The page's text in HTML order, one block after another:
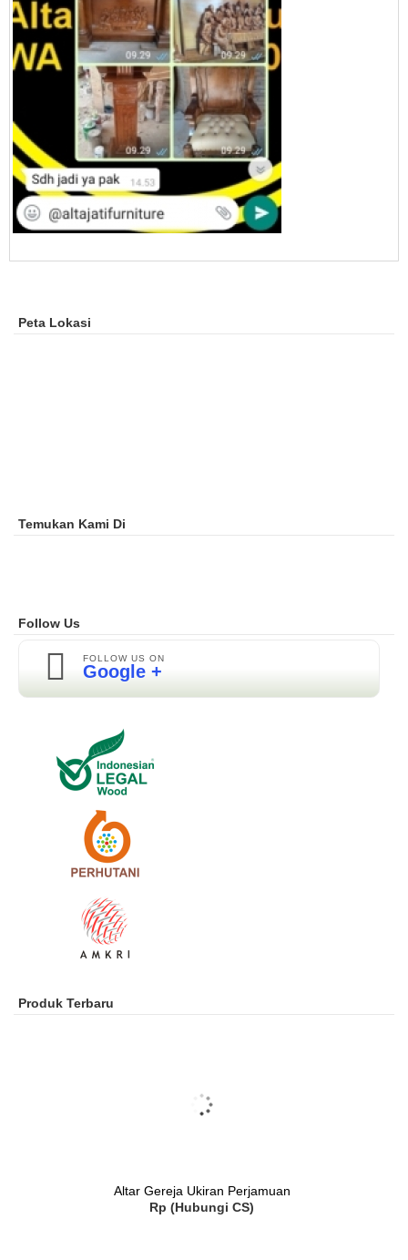
Peta Lokasi
Temukan Kami Di
Follow Us
FOLLOW US ON
Google +
Produk Terbaru
Altar Gereja Ukiran Perjamuan
Rp (Hubungi CS)